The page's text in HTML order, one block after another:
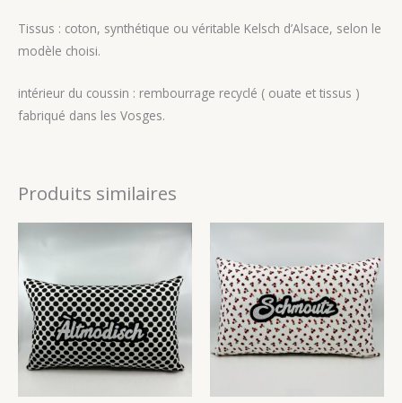
Tissus : coton, synthétique ou véritable Kelsch d’Alsace, selon le
modèle choisi.
intérieur du coussin : rembourrage recyclé ( ouate et tissus )
fabriqué dans les Vosges.
Produits similaires